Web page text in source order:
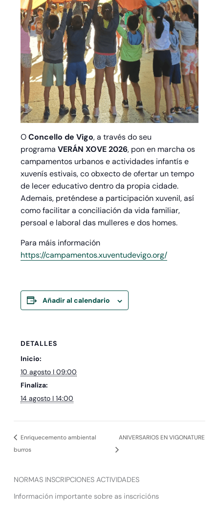
OConcello de Vigo, a través do seu
programaVERÁN XOVE 2026, pon en marcha os
campamentos urbanos e actividades infantís e
xuvenís estivais, co obxecto de ofertar un tempo
de lecer educativo dentro da propia cidade.
Ademais, preténdese a participación xuvenil, así
como facilitar a conciliación da vida familiar,
persoal e laboral das mulleres e dos homes.
Para máis información
https://campamentos.xuventudevigo.org/
Añadir al calendario
DETALLES
Inicio:
10 agosto I 09:00
Finaliza:
14 agosto I 14:00
Enriquecemento ambiental
burros
ANIVERSARIOS EN VIGONATURE
NORMAS INSCRIPCIONES ACTIVIDADES
Información importante sobre as inscricións